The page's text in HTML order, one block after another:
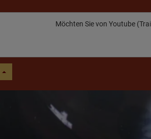
Möchten Sie von Youtube